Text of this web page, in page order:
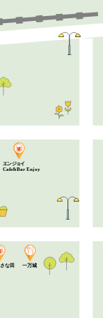
エンジョイ
Cafe&Bar Enjoy
一万城
さな田